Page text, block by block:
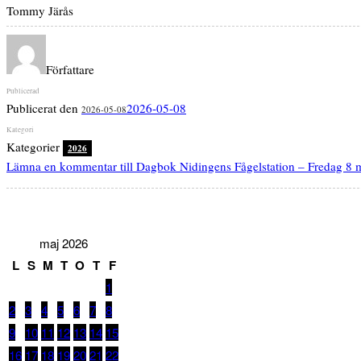
Tommy Järås
Författare
Publicerat den 2026-05-082026-05-08
Kategorier 2026
Lämna en kommentar till Dagbok Nidingens Fågelstation – Fredag 8
maj 2026
L S M T O T F
1
2 3 4 5 6 7 8
9
10 11 12 13 14 15
16 17 18 192021 22